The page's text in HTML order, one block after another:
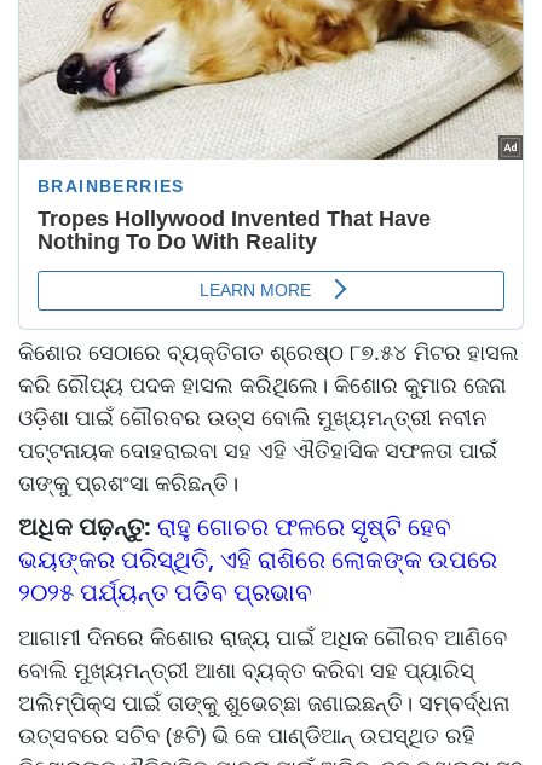
କିଶୋର ସେଠାରେ ବ୍ୟକ୍ତିଗତ ଶ୍ରେଷ୍ଠ ୮୭.୫୪ ମିଟର ହାସଲ
କରି ରୌପ୍ୟ ପଦକ ହାସଲ କରିଥିଲେ। କିଶୋର କୁମାର ଜେନା
ଓଡ଼ିଶା ପାଇଁ ଗୌରବର ଉତ୍ସ ବୋଲି ମୁଖ୍ୟମନ୍ତ୍ରୀ ନବୀନ
ପଟ୍ଟନାୟକ ଦୋହରାଇବା ସହ ଏହି ଐତିହାସିକ ସଫଳତା ପାଇଁ
ତାଙ୍କୁ ପ୍ରଶଂସା କରିଛନ୍ତି।
ଅଧିକ ପଢ଼ନ୍ତୁ: ରାହୁ ଗୋଚର ଫଳରେ ସୃଷ୍ଟି ହେବ
ଭୟଙ୍କର ପରିସ୍ଥିତି, ଏହି ରାଶିରେ ଲୋକଙ୍କ ଉପରେ
୨୦୨୫ ପର୍ଯ୍ୟନ୍ତ ପଡିବ ପ୍ରଭାବ
ଆଗାମୀ ଦିନରେ କିଶୋର ରାଜ୍ୟ ପାଇଁ ଅଧିକ ଗୌରବ ଆଣିବେ
ବୋଲି ମୁଖ୍ୟମନ୍ତ୍ରୀ ଆଶା ବ୍ୟକ୍ତ କରିବା ସହ ପ୍ୟାରିସ୍
ଅଲିମ୍ପିକ୍ସ ପାଇଁ ତାଙ୍କୁ ଶୁଭେଚ୍ଛା ଜଣାଇଛନ୍ତି। ସମ୍ବର୍ଦ୍ଧନା
ଉତ୍ସବରେ ସଚିବ (୫ଟି) ଭି କେ ପାଣ୍ଡିଆନ୍ ଉପସ୍ଥିତ ରହି